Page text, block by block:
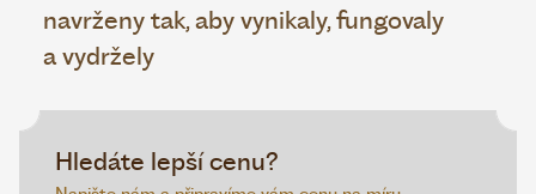
navrženy tak, aby vynikaly, fungovaly
a vydržely
Hledáte lepší cenu?